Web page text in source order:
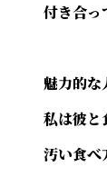
付き合っ
魅力的な
私は彼と
汚い食べ